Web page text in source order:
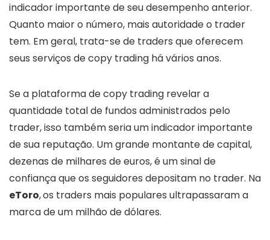
indicador importante de seu desempenho anterior.
Quanto maior o número, mais autoridade o trader
tem. Em geral, trata-se de traders que oferecem
seus serviços de copy trading há vários anos.
Se a plataforma de copy trading revelar a
quantidade total de fundos administrados pelo
trader, isso também seria um indicador importante
de sua reputação. Um grande montante de capital,
dezenas de milhares de euros, é um sinal de
confiança que os seguidores depositam no trader. Na
eToro,os traders mais populares ultrapassaram a
marca de um milhão de dólares.